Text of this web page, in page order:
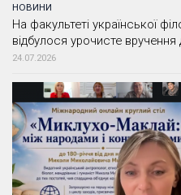
НОВИНИ
На факультеті української
відбулося урочисте
24.07.2026